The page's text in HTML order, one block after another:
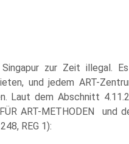
zur Zeit illegal.
und jedem ART-
Laut dem Abschnitt
ART-METHODEN und
REG 1):